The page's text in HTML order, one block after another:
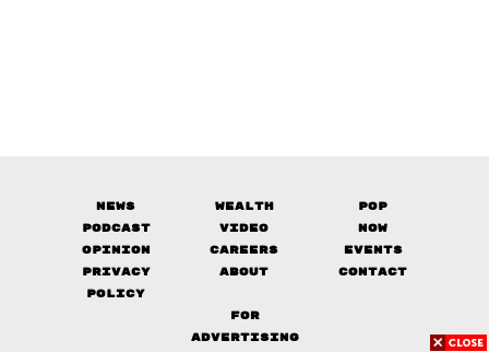
News Wealth
Pop
Podcast
Video
Now
Opinion
Careers
Events
Privacy
Policy
About Contact
FOR
ADVERTISING